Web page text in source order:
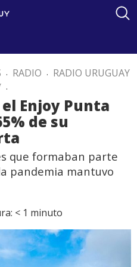
. RADIO . RADIO URUGUAY
.
Enjoy Punta
de su
que formaban parte
pandemia mantuvo
< 1 minuto